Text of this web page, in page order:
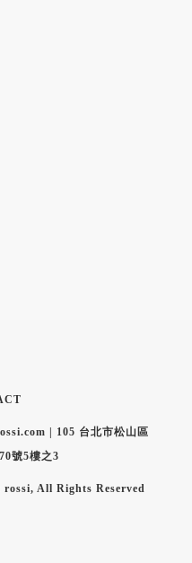
| 105 台北市松山區
號5樓之3
All Rights Reserved